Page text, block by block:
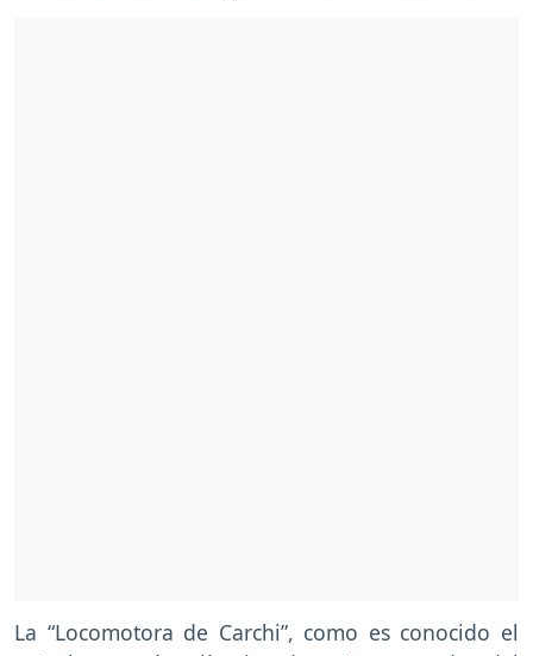
La “Locomotora de Carchi”, como es conocido el